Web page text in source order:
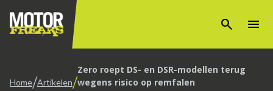
search menu
Home/Artikelen/Zero roept DS- en DSR-modellen terug
wegens risico op remfalen